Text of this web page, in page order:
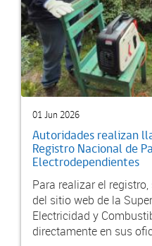
01 Jun 2026
Autoridades realizan
Registro Nacional de
Electrodependientes
Para realizar el
del sitio web de la
Electricidad y
directamente en sus